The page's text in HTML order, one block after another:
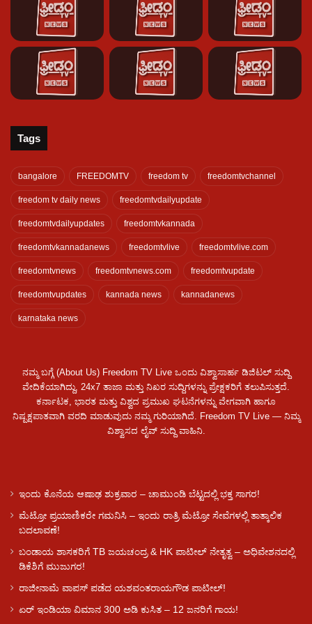
Tags
bangalore FREEDOMTV freedom tv freedomtvchannel
freedom tv daily news freedomtvdailyupdate
freedomtvdailyupdates freedomtvkannada
freedomtvkannadanews freedomtvlive freedomtvlive.com
freedomtvnews freedomtvnews.com freedomtvupdate
freedomtvupdates kannada news kannadanews
karnataka news
ನಮ್ಮ ಬಗ್ಗೆ (About Us) Freedom TV Live ಒಂದು ವಿಶ್ವಾಸಾರ್ಹ ಡಿಜಿಟಲ್ ಸುದ್ದಿ
ವೇದಿಕೆಯಾಗಿದ್ದು, 24x7 ತಾಜಾ ಮತ್ತು ನಿಖರ ಸುದ್ದಿಗಳನ್ನು ಪ್ರೇಕ್ಷಕರಿಗೆ ತಲುಪಿಸುತ್ತದೆ.
ಕರ್ನಾಟಕ, ಭಾರತ ಮತ್ತು ವಿಶ್ವದ ಪ್ರಮುಖ ಘಟನೆಗಳನ್ನು ವೇಗವಾಗಿ ಹಾಗೂ
ನಿಷ್ಪಕ್ಷಪಾತವಾಗಿ ವರದಿ ಮಾಡುವುದು ನಮ್ಮ ಗುರಿಯಾಗಿದೆ. Freedom TV Live — ನಿಮ್ಮ
ವಿಶ್ವಾಸದ ಲೈವ್ ಸುದ್ದಿ ವಾಹಿನಿ.
ಇಂದು ಕೊನೆಯ ಆಷಾಢ ಶುಕ್ರವಾರ – ಚಾಮುಂಡಿ ಬೆಟ್ಟದಲ್ಲಿ ಭಕ್ತ ಸಾಗರ!
ಮೆಟ್ರೋ ಪ್ರಯಾಣಿಕರೇ ಗಮನಿಸಿ – ಇಂದು ರಾತ್ರಿ ಮೆಟ್ರೋ ಸೇವೆಗಳಲ್ಲಿ ತಾತ್ಕಾಲಿಕ
ಬದಲಾವಣೆ!
ಬಂಡಾಯ ಶಾಸಕರಿಗೆ TB ಜಯಚಂದ್ರ & HK ಪಾಟೀಲ್ ನೇತೃತ್ವ – ಅಧಿವೇಶನದಲ್ಲಿ
ಡಿಕೆಶಿಗೆ ಮುಜುಗರ!
ರಾಜೀನಾಮೆ ವಾಪಸ್ ಪಡೆದ ಯಶವಂತರಾಯಗೌಡ ಪಾಟೀಲ್‌!
ಏರ್ ಇಂಡಿಯಾ ವಿಮಾನ 300 ಅಡಿ ಕುಸಿತ – 12 ಜನರಿಗೆ ಗಾಯ!